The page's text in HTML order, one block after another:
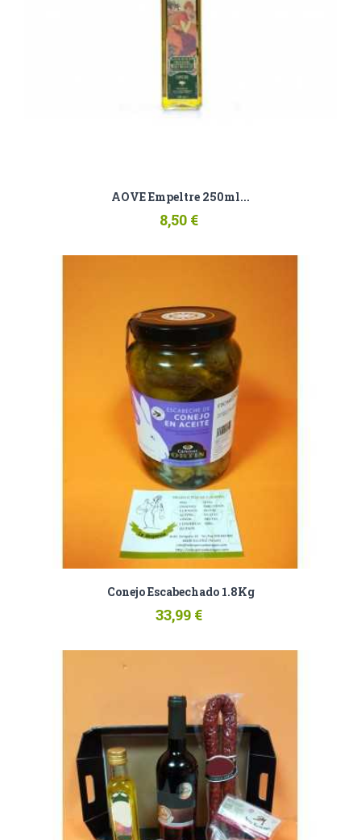
AOVE Empeltre 250ml...
8,50 €
Conejo Escabechado 1.8Kg
33,99 €